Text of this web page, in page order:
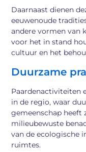
Daarnaast dienen
eeuwenoude
andere vormen van
voor het in stand
cultuur en het
Duurzame
Paardenactiviteiten
in de regio, waar
gemeenschap heeft
milieubewuste
van de ecologische
ruimtes.